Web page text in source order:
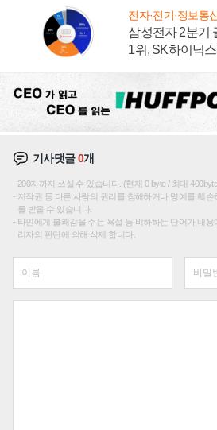
전자·전기·정보통
삼성전자 2분기
1위, SK하이닉
기사댓글0개
200자까지 쓰실 수 있습니다. (현재 0 byte / 최대
저작권 등 다른 사람의 권리를 침해하거나 명예를 훼
를 받을 수 있습니다.
타인에게 불쾌감을 주는 욕설 등 비하하는 단어가 내
리자의 판단에 의해 삭제 합니다.